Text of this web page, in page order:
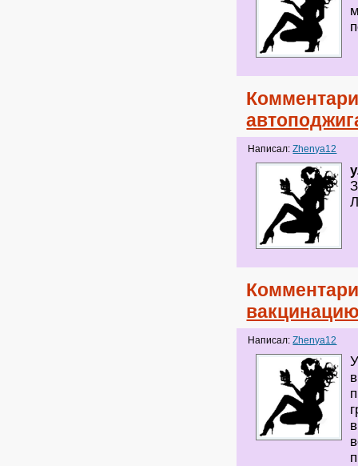
Написал:Zhenya12
Написал:Zhenya12